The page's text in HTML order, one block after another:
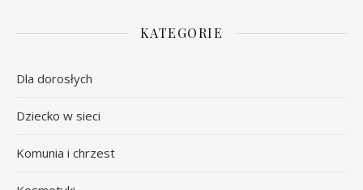
KATEGORIE
Dla dorosłych
Dziecko w sieci
Komunia i chrzest